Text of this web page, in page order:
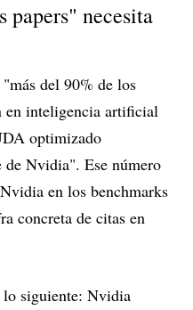
papers" necesita
del 90% de los
en inteligencia artificial
optimizado
de Nvidia". Ese número
en los benchmarks
concreta de citas en
lo siguiente: Nvidia